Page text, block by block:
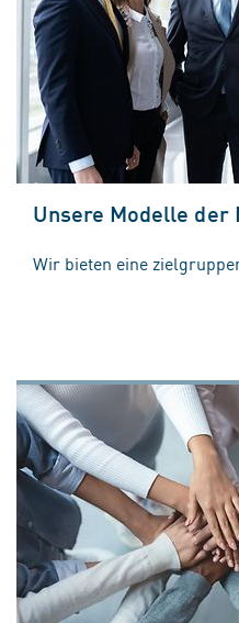
Unsere Modelle der
Wir bieten eine